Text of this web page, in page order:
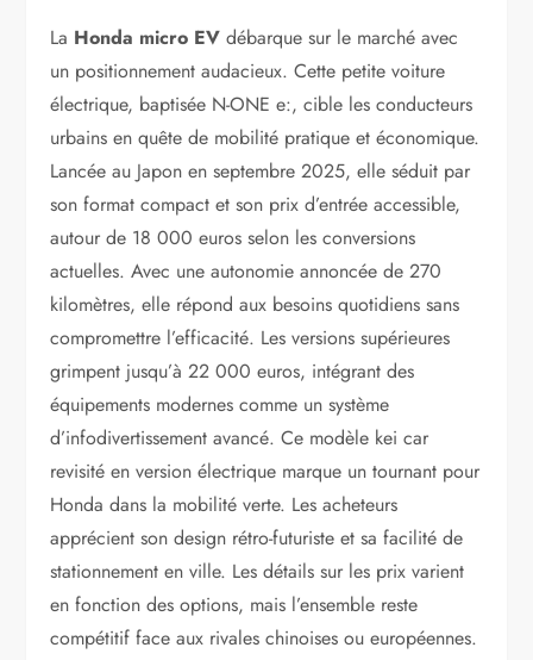
La Honda micro EV débarque sur le marché avec
un positionnement audacieux. Cette petite voiture
électrique, baptisée N-ONE e:, cible les conducteurs
urbains en quête de mobilité pratique et économique.
Lancée au Japon en septembre 2025, elle séduit par
son format compact et son prix d’entrée accessible,
autour de 18 000 euros selon les conversions
actuelles. Avec une autonomie annoncée de 270
kilomètres, elle répond aux besoins quotidiens sans
compromettre l’efficacité. Les versions supérieures
grimpent jusqu’à 22 000 euros, intégrant des
équipements modernes comme un système
d’infodivertissement avancé. Ce modèle kei car
revisité en version électrique marque un tournant pour
Honda dans la mobilité verte. Les acheteurs
apprécient son design rétro-futuriste et sa facilité de
stationnement en ville. Les détails sur les prix varient
en fonction des options, mais l’ensemble reste
compétitif face aux rivales chinoises ou européennes.